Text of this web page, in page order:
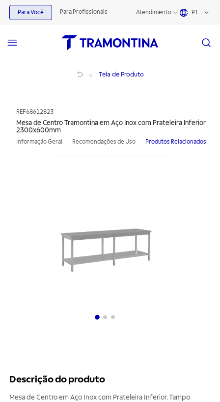
Para Você Para Profissionais Atendimento PT
Tela de Produto
REF68612823
Mesa de Centro Tramontina em Aço Inox com Prateleira Inferior
2300x600mm
Informação Geral Recomendações de Uso Produtos Relacionados
Descrição do produto
Mesa de Centro em Aço Inox com Prateleira Inferior. Tampo